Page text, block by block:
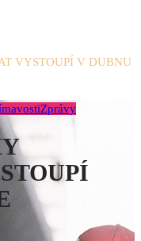
VYSTOUPÍ V DUBNU
Zprávy